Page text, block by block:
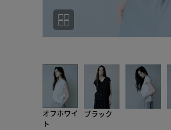
オフホワイ
ト
ブラック